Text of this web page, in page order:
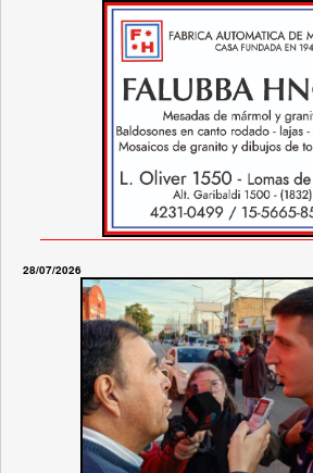
28/07/2026